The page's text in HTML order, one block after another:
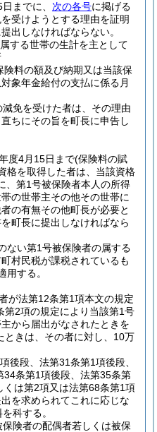
までに、 次の各号に掲げる
受けようとする理由を証明
出しなければならない。
する世帯の生計を主として
料の額及び納期又は当該保
象年金給付の支払に係る月
免を受けた者は、その理由
ちにその旨を町長に申告し
度4月15日まで(保険料の賦
格を取得した者は、当該資格
、第1号被保険者本人の所得
の世帯主その他その世帯に
の有無その他町長が必要と
町長に提出しなければなら
ない第1号被保険者の属する
村民税が課税されているも
用する。
が法第12条第1項本文の規定
第2項の規定により当該第1号
から届出がなされたときを
ときは、その者に対し、10万
後段、法第31条第1項後段、
条第1項後段、法第35条第
は第2項又は法第68条第1項
を求められてこれに応じな
科する。
険者の配偶者若しくは被保